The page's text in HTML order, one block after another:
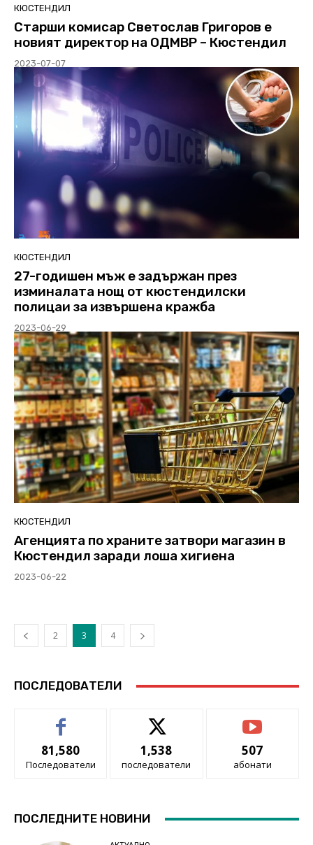
КЮСТЕНДИЛ
Старши комисар Светослав Григоров е
новият директор на ОДМВР – Кюстендил
2023-07-07
КЮСТЕНДИЛ
27-годишен мъж е задържан през
изминалата нощ от кюстендилски
полицаи за извършена кражба
2023-06-29
КЮСТЕНДИЛ
Агенцията по храните затвори магазин в
Кюстендил заради лоша хигиена
2023-06-22
2 3 4
ПОСЛЕДОВАТЕЛИ
81,580
Последователи
1,538
последователи
507
абонати
ПОСЛЕДНИТЕ НОВИНИ